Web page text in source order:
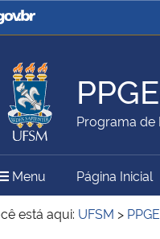
Civil
Ministério da Agricultura,
Pecuária e Abastecimento
do Meio Ambiente
Programa de
Menu Menu Principal
Página Inicial
está aqui: UFSM >